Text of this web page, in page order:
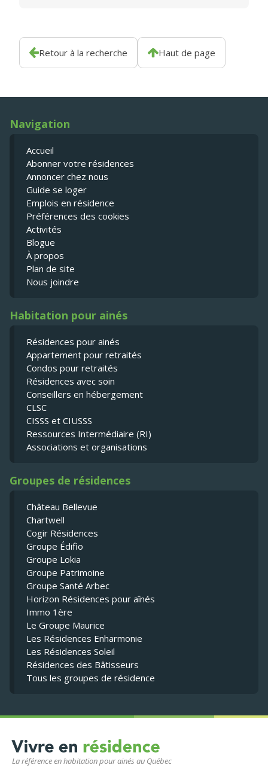
Retour à la recherche Haut de page
La référence en habitation pour ainés au Québec
Navigation
Accueil
Abonner votre résidences
Annoncer chez nous
Guide se loger
Emplois en résidence
Préférences des cookies
Activités
Blogue
À propos
Plan de site
Nous joindre
Habitation pour ainés
Résidences pour ainés
Appartement pour retraités
Condos pour retraités
Résidences avec soin
Conseillers en hébergement
CLSC
CISSS et CIUSSS
Ressources Intermédiaire (RI)
Associations et organisations
Groupes de résidences
Château Bellevue
Chartwell
Cogir Résidences
Groupe Édifio
Groupe Lokia
Groupe Patrimoine
Groupe Santé Arbec
Horizon Résidences pour aînés
Immo 1ère
Le Groupe Maurice
Les Résidences Enharmonie
Les Résidences Soleil
Résidences des Bâtisseurs
Tous les groupes de résidence